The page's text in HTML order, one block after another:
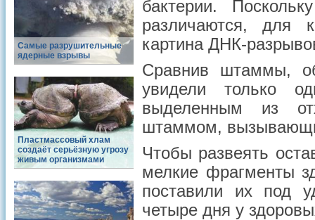
Самые разрушительные
ядерные взрывы
Пластмассовый хлам
создаёт серьёзную угрозу
живым организмами
бактерии.
различаются, для
картина ДНК-
Сравнив штаммы,
увидели только
выделенным из
штаммом,
Чтобы развеять
мелкие фрагменты
поставили их под
четыре дня у